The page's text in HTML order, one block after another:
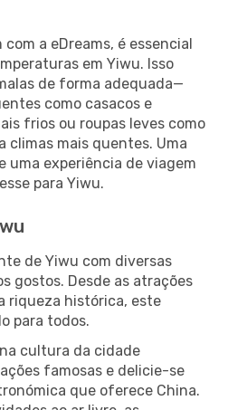
a eDreams, é essencial
em Yiwu. Isso
de forma adequada—
como casacos e
frios ou roupas leves como
climas mais quentes. Uma
uma experiência de viagem
para Yiwu.
de Yiwu com diversas
gostos. Desde as atrações
riqueza histórica, este
para todos.
cultura da cidade
famosas e delicie-se
que oferece China.